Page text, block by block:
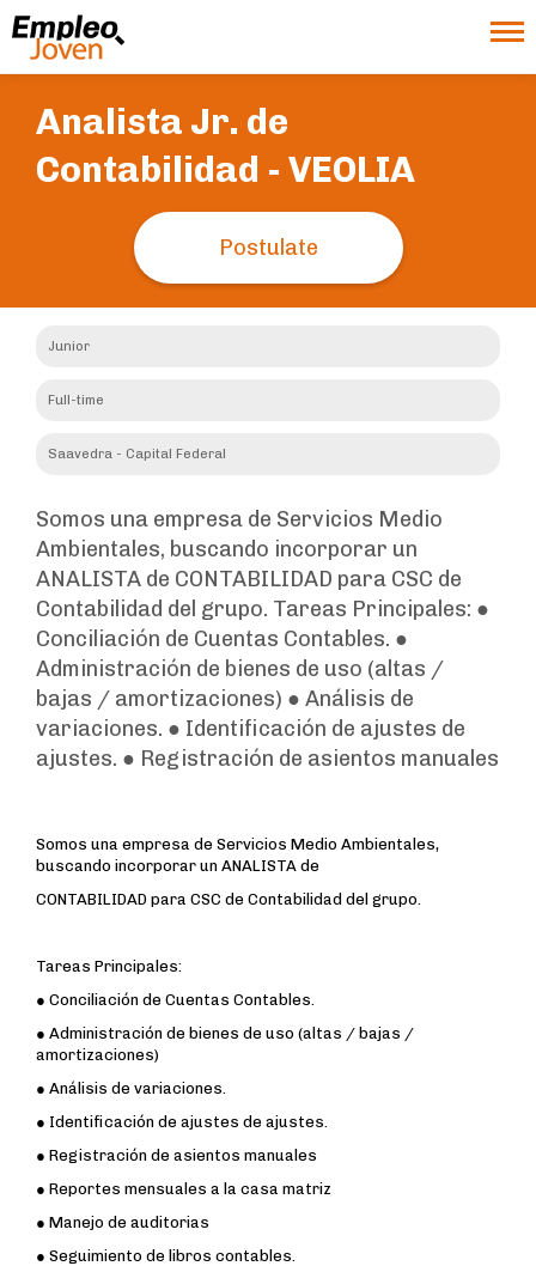
Analista Jr. de
Contabilidad - VEOLIA
Postulate
Junior
Full-time
Saavedra - Capital Federal
Somos una empresa de Servicios Medio
Ambientales, buscando incorporar un
ANALISTA de CONTABILIDAD para CSC de
Contabilidad del grupo. Tareas Principales: ●
Conciliación de Cuentas Contables. ●
Administración de bienes de uso (altas /
bajas / amortizaciones) ● Análisis de
variaciones. ● Identificación de ajustes de
ajustes. ● Registración de asientos manuales
Somos una empresa de Servicios Medio Ambientales,
buscando incorporar un ANALISTA de
CONTABILIDAD para CSC de Contabilidad del grupo.
Tareas Principales:
● Conciliación de Cuentas Contables.
● Administración de bienes de uso (altas / bajas /
amortizaciones)
● Análisis de variaciones.
● Identificación de ajustes de ajustes.
● Registración de asientos manuales
● Reportes mensuales a la casa matriz
● Manejo de auditorias
● Seguimiento de libros contables.